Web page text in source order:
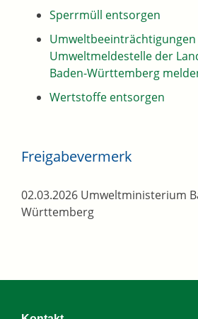
Sperrmüll entsorgen
Umweltmeldestelle der
Baden-Württemberg
Wertstoffe entsorgen
Freigabevermerk
02.03.2026 Umweltministerium
Württemberg